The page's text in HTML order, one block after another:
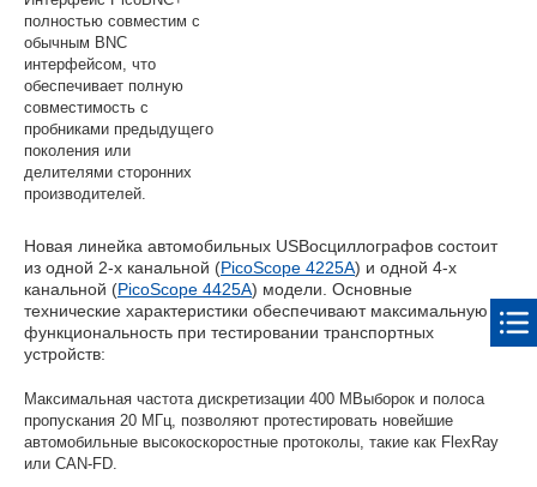
полностью совместим с
обычным BNC
интерфейсом, что
обеспечивает полную
совместимость с
пробниками предыдущего
поколения или
делителями сторонних
производителей.
Новая линейка автомобильных USBосциллографов состоит
из одной 2-х канальной (PicoScope 4225A) и одной 4-х
канальной (PicoScope 4425A) модели. Основные
технические характеристики обеспечивают максимальную
функциональность при тестировании транспортных
устройств:
Максимальная частота дискретизации 400 МВыборок и полоса
пропускания 20 МГц, позволяют протестировать новейшие
автомобильные высокоскоростные протоколы, такие как FlexRay
или CAN-FD.